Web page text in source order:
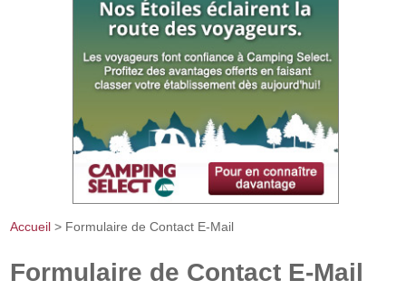
Accueil > Formulaire de Contact E-Mail
Formulaire de Contact E-Mail